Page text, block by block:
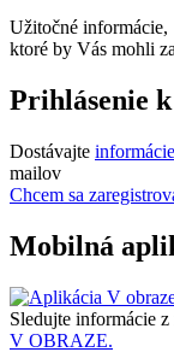
Užitočné informácie,
ktoré by Vás mohli
Prihlásenie
Dostávajte
mailov
Chcem sa
Mobilná
Sledujte informácie
V OBRAZE.